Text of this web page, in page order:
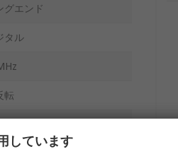
グエンド
タル
転
しています